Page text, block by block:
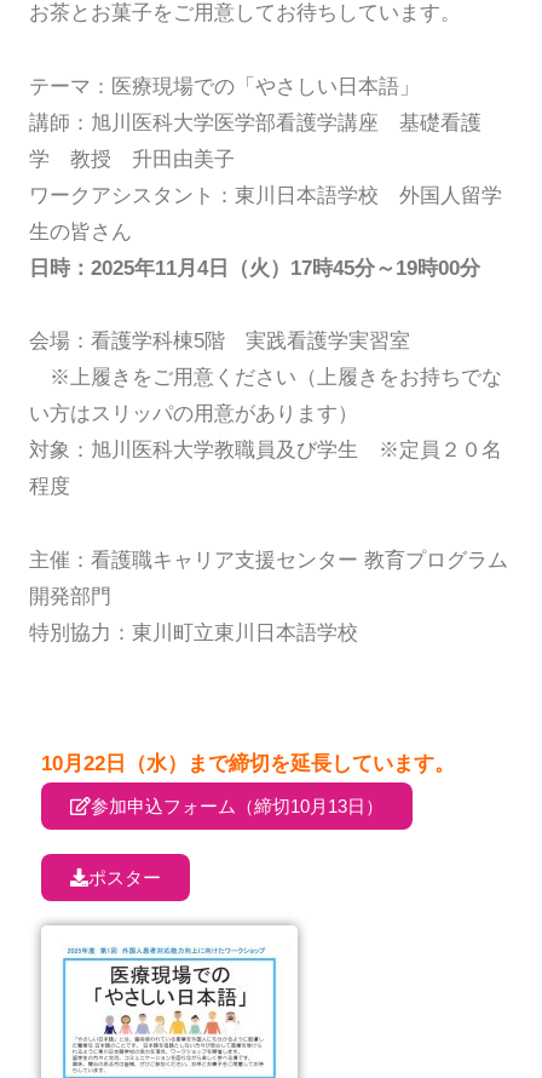
お茶とお菓子をご用意してお待ちしています。
テーマ：医療現場での「やさしい日本語」
講師：旭川医科大学医学部看護学講座 基礎看護
学 教授 升田由美子
ワークアシスタント：東川日本語学校 外国人留学
生の皆さん
日時：2025年11月4日（火）17時45分～19時00分
会場：看護学科棟5階 実践看護学実習室
※上履きをご用意ください（上履きをお持ちでな
い方はスリッパの用意があります）
対象：旭川医科大学教職員及び学生 ※定員２０名
程度
主催：看護職キャリア支援センター 教育プログラム
開発部門
特別協力：東川町立東川日本語学校
10月22日（水）まで締切を延長しています。
参加申込フォーム（締切10月13日）
ポスター